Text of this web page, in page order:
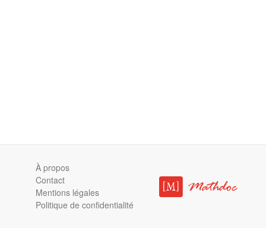
À propos
Contact
Mentions légales
Politique de confidentialité